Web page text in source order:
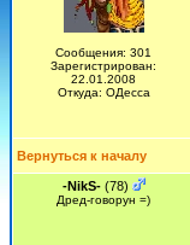
Сообщения: 301
Зарегистрирован:
22.01.2008
Откуда: ОДесса
Вернуться к началу
-NikS-(78)
Дред-говорун =)